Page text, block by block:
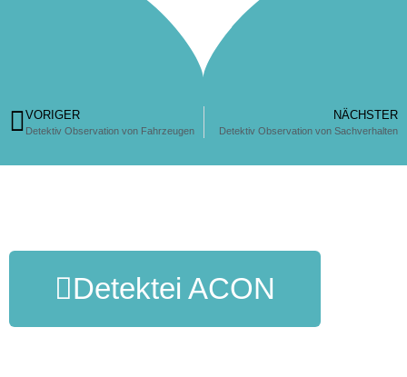
VORIGER
Detektiv Observation von Fahrzeugen
NÄCHSTER
Detektiv Observation von Sachverhalten
Detektei ACON